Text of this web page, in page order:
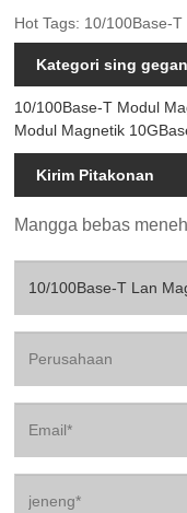
Hot Tags: 10/100Base-
Kategori sing
10/100Base-T Modul
Modul Magnetik
Kirim Pitakonan
Mangga bebas